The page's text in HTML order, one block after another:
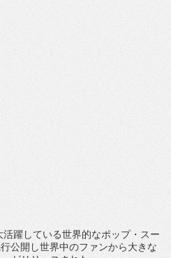
躍している世界的なポップ・ スー
公開し世界中のファンから大きな